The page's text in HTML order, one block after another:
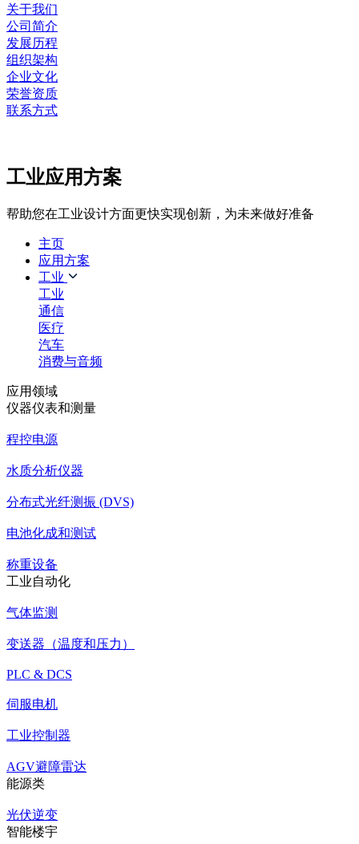
关于我们
公司简介
发展历程
组织架构
企业文化
荣誉资质
联系方式
工业应用方案
帮助您在工业设计方面更快实现创新，为未来做好准备
主页
应用方案
工业
工业
通信
医疗
汽车
消费与音频
应用领域
仪器仪表和测量
程控电源
水质分析仪器
分布式光纤测振 (DVS)
电池化成和测试
称重设备
工业自动化
气体监测
变送器（温度和压力）
PLC & DCS
伺服电机
工业控制器
AGV避障雷达
能源类
光伏逆变
智能楼宇